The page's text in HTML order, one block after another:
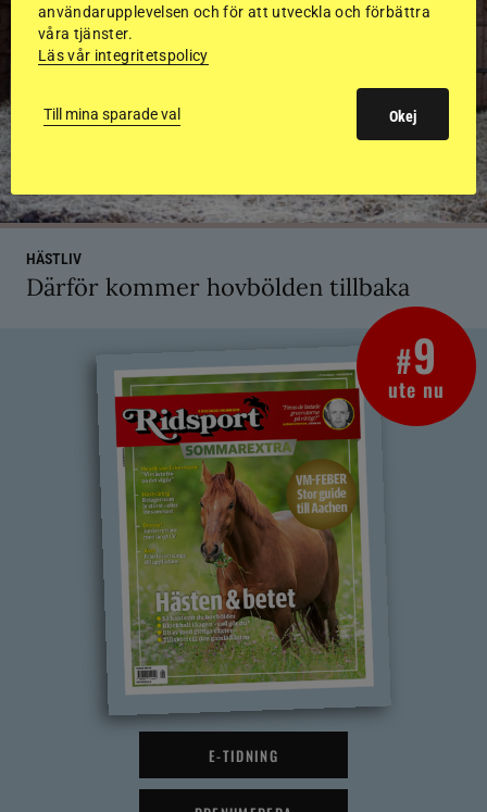
HÄSTLIV
Därför kommer hovbölden tillbaka
#9
ute nu
E-TIDNING
användarupplevelsen och för att utveckla och förbättra
våra tjänster.
Läs vår integritetspolicy
Till mina sparade val Okej